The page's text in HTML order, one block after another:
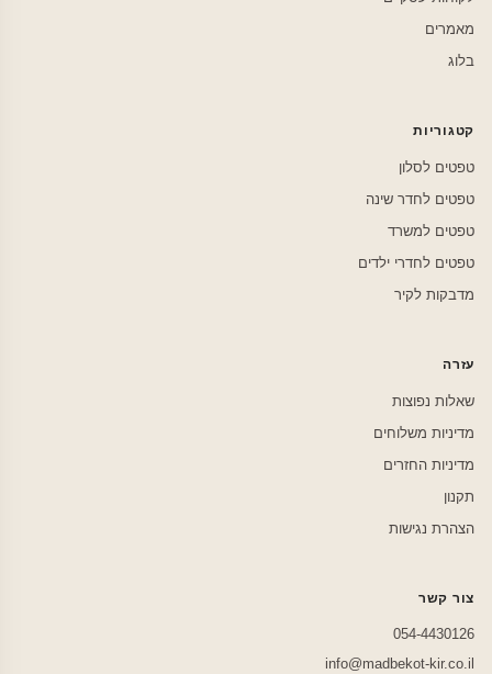
מאמרים
בלוג
קטגוריות
טפטים לסלון
טפטים לחדר שינה
טפטים למשרד
טפטים לחדרי ילדים
מדבקות לקיר
עזרה
שאלות נפוצות
מדיניות משלוחים
מדיניות החזרים
תקנון
הצהרת נגישות
צור קשר
054-4430126
info@madbekot-kir.co.il